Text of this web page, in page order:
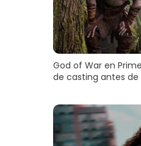
God of War en
de casting antes